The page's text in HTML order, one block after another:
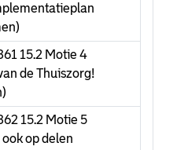
15.2 Motie 4
de Thuiszorg!
15.2 Motie 5
op delen